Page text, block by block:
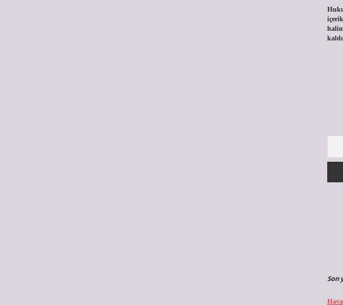
Son